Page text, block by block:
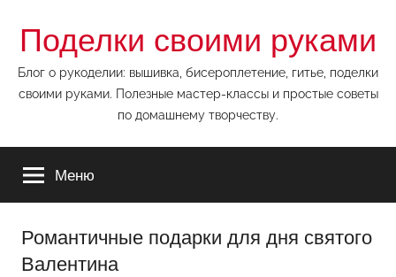
содержимому
Поделки своими руками
Блог о рукоделии: вышивка, бисероплетение, гитье, поделки
своими руками. Полезные мастер-классы и простые советы
по домашнему творчеству.
Меню
Романтичные подарки для дня святого
Валентина